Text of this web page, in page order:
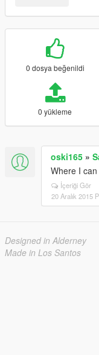
0 dosya beğenildi
0 yükleme
oski165 »
Where I
İçeriği Gör
20 Aralık 2015
Designed in Alderney
Made in Los Santos